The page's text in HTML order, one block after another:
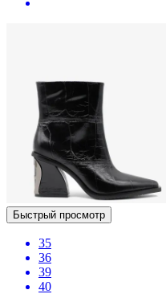
Быстрый просмотр
35
36
39
40